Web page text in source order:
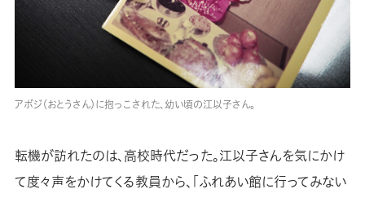
アボジ（おとうさん）に抱っこされた、幼い頃の江以子さん。
転機が訪れたのは、高校時代だった。江以子さんを気にかけ
て度々声をかけてくる教員から、「ふれあい館に行ってみない